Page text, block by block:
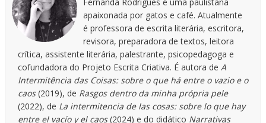
apaixonada por gatos e café. Atualmente
é professora de escrita literária, escritora,
revisora, preparadora de textos, leitora
crítica, assistente literária, palestrante, psicopedagoga e
cofundadora do Projeto Escrita Criativa. É autora de A
Intermitência das Coisas: sobre o que há entre o vazio e o
caos(2019), de Rasgos dentro da minha própria pele
(2022), de La intermitencia de las cosas: sobre lo que hay
entre el vacío y el caos(2024) e do didático Narrativas